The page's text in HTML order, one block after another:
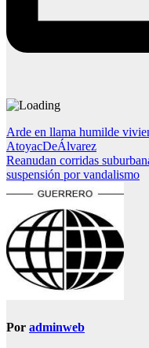
Navegación
de
entradas
Arde en llama humilde
AtoyacDeÁlvarez
Reanudan corridas
suspensión por vandalismo
Por adminweb